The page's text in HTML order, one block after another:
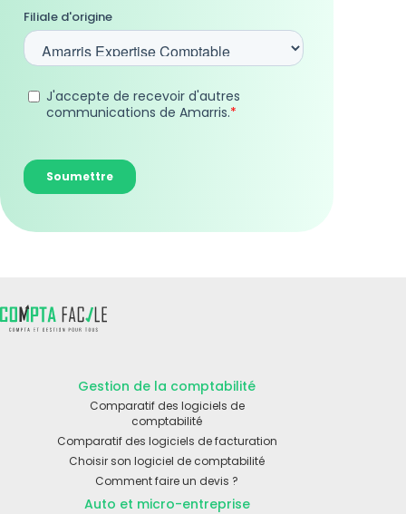
Gestion de la comptabilité
Comparatif des logiciels de
comptabilité
Comparatif des logiciels de facturation
Choisir son logiciel de comptabilité
Comment faire un devis ?
Auto et micro-entreprise